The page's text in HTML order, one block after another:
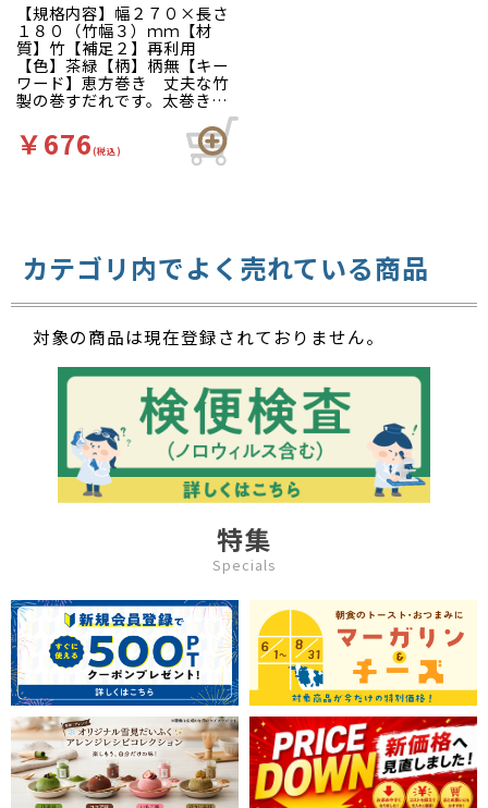
【規格内容】幅２７０×長さ
１８０（竹幅３）ｍｍ【材
質】竹【補足２】再利用
【色】茶緑【柄】柄無【キー
ワード】恵方巻き 丈夫な竹
製の巻すだれです。太巻き・
サイズをお選びください。竹
幅：約３ｍｍ
￥676(税込)
カテゴリ内でよく売れている商品
対象の商品は現在登録されておりません。
特集
Specials